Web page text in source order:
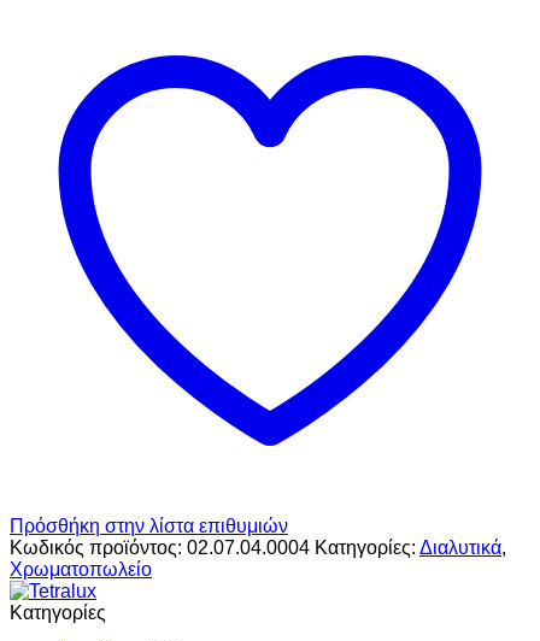
Πρόσθήκη στην λίστα επιθυμιών
Κωδικός προϊόντος: 02.07.04.0004 Κατηγορίες: Διαλυτικά,
Χρωματοπωλείο
Κατηγορίες